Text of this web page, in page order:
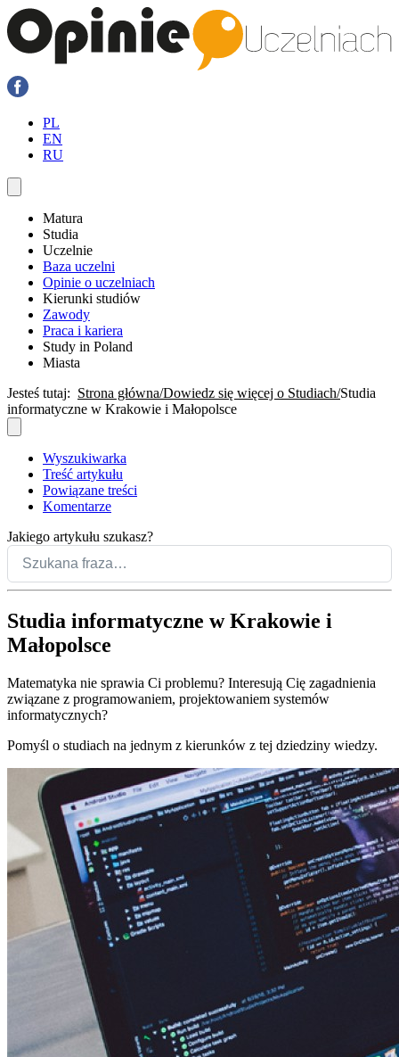
PL
EN
RU
Matura
Studia
Uczelnie
Baza uczelni
Opinie o uczelniach
Kierunki studiów
Zawody
Praca i kariera
Study in Poland
Miasta
Jesteś tutaj: Strona główna Dowiedz się więcej o Studiach Studia
informatyczne w Krakowie i Małopolsce
Wyszukiwarka
Treść artykułu
Powiązane treści
Komentarze
Jakiego artykułu szukasz?
Studia informatyczne w Krakowie i
Małopolsce
Matematyka nie sprawia Ci problemu? Interesują Cię zagadnienia
związane z programowaniem, projektowaniem systemów
informatycznych?
Pomyśl o studiach na jednym z kierunków z tej dziedziny wiedzy.